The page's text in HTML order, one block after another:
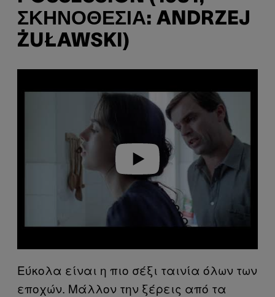
ΣΚΗΝΟΘΕΣΊΑ: ANDRZEJ
ŻUŁAWSKI)
Εύκολα είναι η πιο σέξι ταινία όλων των
εποχών. Μάλλον την ξέρεις από τα